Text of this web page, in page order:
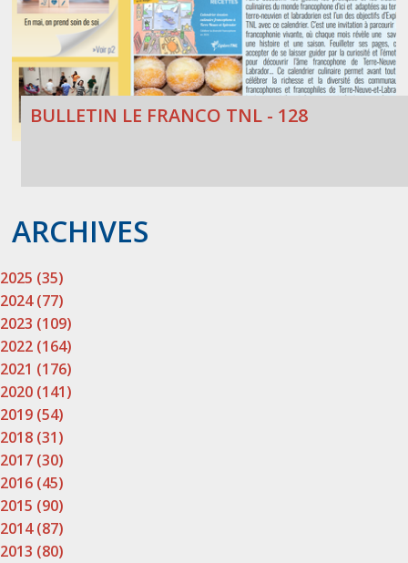
BULLETIN LE FRANCO TNL - 128
ARCHIVES
2025 (35)
2024 (77)
2023 (109)
2022 (164)
2021 (176)
2020 (141)
2019 (54)
2018 (31)
2017 (30)
2016 (45)
2015 (90)
2014 (87)
2013 (80)